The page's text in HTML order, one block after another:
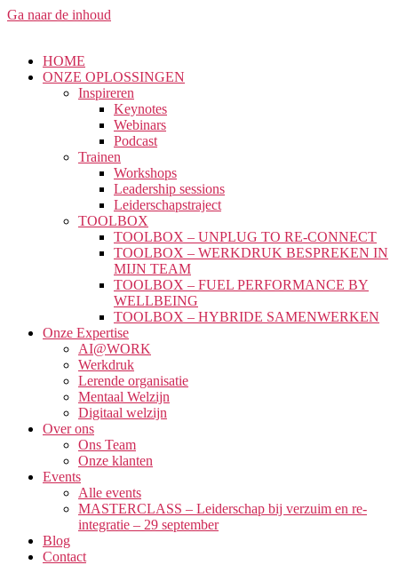
Ga naar de inhoud
HOME
ONZE OPLOSSINGEN
Inspireren
Keynotes
Webinars
Podcast
Trainen
Workshops
Leadership sessions
Leiderschapstraject
TOOLBOX
TOOLBOX – UNPLUG TO RE-CONNECT
TOOLBOX – WERKDRUK BESPREKEN IN
MIJN TEAM
TOOLBOX – FUEL PERFORMANCE BY
WELLBEING
TOOLBOX – HYBRIDE SAMENWERKEN
Onze Expertise
AI@WORK
Werkdruk
Lerende organisatie
Mentaal Welzijn
Digitaal welzijn
Over ons
Ons Team
Onze klanten
Events
Alle events
MASTERCLASS – Leiderschap bij verzuim en re-
integratie – 29 september
Blog
Contact